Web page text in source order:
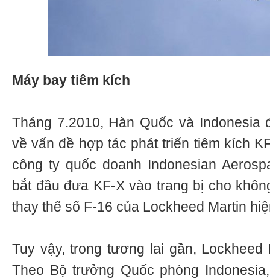
Máy bay tiêm kích
Tháng 7.2010, Hàn Quốc và
về vấn đề hợp tác phát triển tiêm kích
công ty quốc doanh Indonesian
bắt đầu đưa KF-X vào trang bị cho
thay thế số F-16 của Lockheed Martin
Tuy vậy, trong tương lai gần,
Theo Bộ trưởng Quốc phòng